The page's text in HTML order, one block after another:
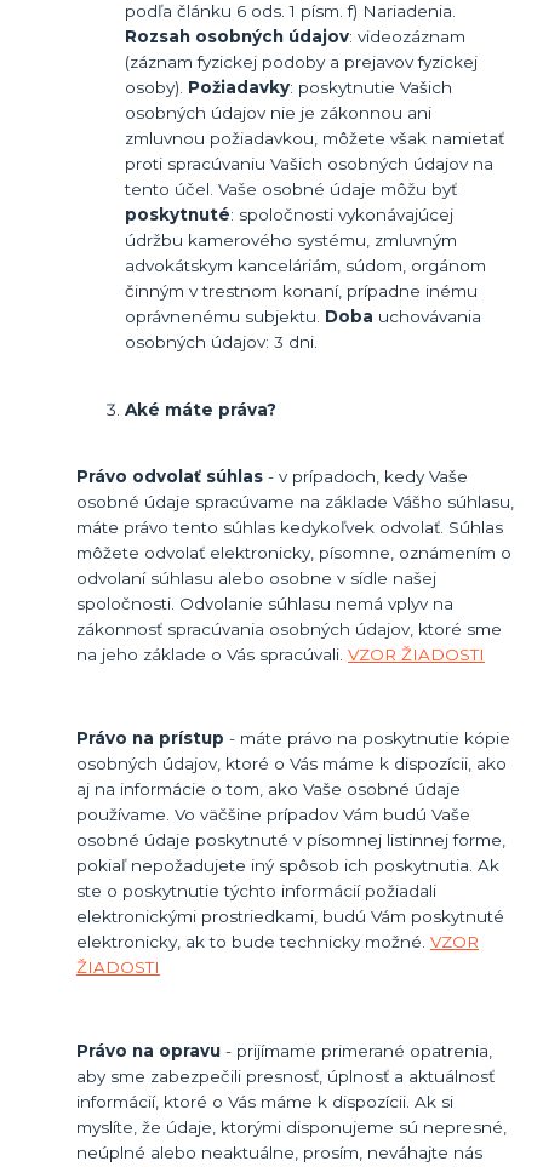
podľa článku 6 ods. 1 písm. f) Nariadenia.
Rozsah osobných údajov: videozáznam
(záznam fyzickej podoby a prejavov fyzickej
osoby). Požiadavky: poskytnutie Vašich
osobných údajov nie je zákonnou ani
zmluvnou požiadavkou, môžete však namietať
proti spracúvaniu Vašich osobných údajov na
tento účel. Vaše osobné údaje môžu byť
poskytnuté: spoločnosti vykonávajúcej
údržbu kamerového systému, zmluvným
advokátskym kanceláriám, súdom, orgánom
činným v trestnom konaní, prípadne inému
oprávnenému subjektu. Doba uchovávania
osobných údajov: 3 dni.
Aké máte práva?
Právo odvolať súhlas- v prípadoch, kedy Vaše
osobné údaje spracúvame na základe Vášho súhlasu,
máte právo tento súhlas kedykoľvek odvolať. Súhlas
môžete odvolať elektronicky, písomne, oznámením o
odvolaní súhlasu alebo osobne v sídle našej
spoločnosti. Odvolanie súhlasu nemá vplyv na
zákonnosť spracúvania osobných údajov, ktoré sme
na jeho základe o Vás spracúvali. VZOR ŽIADOSTI
Právo na prístup - máte právo na poskytnutie kópie
osobných údajov, ktoré o Vás máme k dispozícii, ako
aj na informácie o tom, ako Vaše osobné údaje
používame. Vo väčšine prípadov Vám budú Vaše
osobné údaje poskytnuté v písomnej listinnej forme,
pokiaľ nepožadujete iný spôsob ich poskytnutia. Ak
ste o poskytnutie týchto informácií požiadali
elektronickými prostriedkami, budú Vám poskytnuté
elektronicky, ak to bude technicky možné. VZOR
ŽIADOSTI
Právo na opravu- prijímame primerané opatrenia,
aby sme zabezpečili presnosť, úplnosť a aktuálnosť
informácií, ktoré o Vás máme k dispozícii. Ak si
myslíte, že údaje, ktorými disponujeme sú nepresné,
neúplné alebo neaktuálne, prosím, neváhajte nás